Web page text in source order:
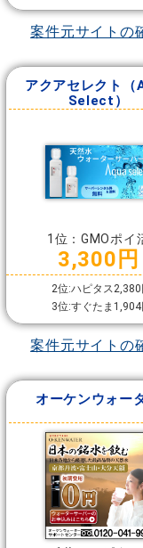
案件元サイトの
アクアセレクト（
Select）
1位：GMOポイ
3,300円
2位:ハピタス2,380
3位:すぐたま1,904
案件元サイトの
オーケンウォー